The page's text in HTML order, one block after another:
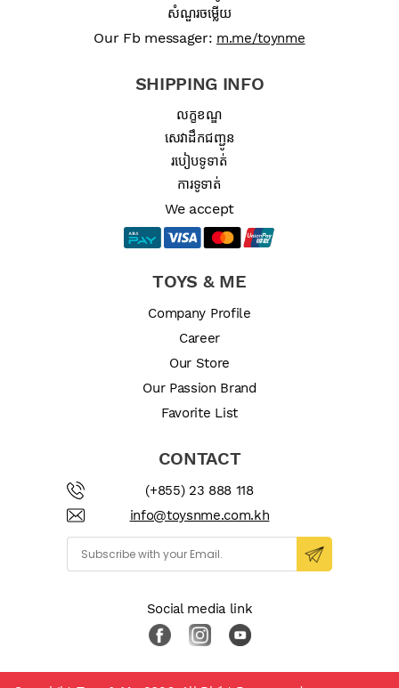
សំណួរចម្លើយ
Our Fb messager: m.me/toynme
SHIPPING INFO
លក្ខខណ្ឌ
សេវាដឹកជញ្ជូន
របៀបទូទាត់
ការទូទាត់
We accept
TOYS & ME
Company Profile
Career
Our Store
Our Passion Brand
Favorite List
CONTACT
(+855) 23 888 118
info@toysnme.com.kh
Social media link